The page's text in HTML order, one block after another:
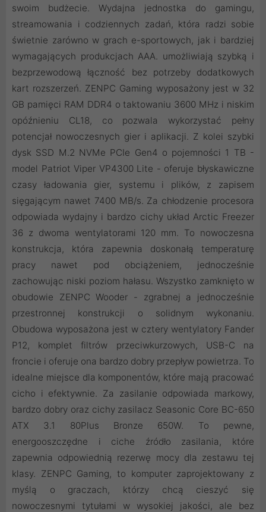
swoim budżecie. Wydajna jednostka do gamingu,
streamowania i codziennych zadań, która radzi sobie
świetnie zarówno w grach e-sportowych, jak i bardziej
wymagających produkcjach AAA. umożliwiają szybką i
bezprzewodową łączność bez potrzeby dodatkowych
kart rozszerzeń. ZENPC Gaming wyposażony jest w 32
GB pamięci RAM DDR4 o taktowaniu 3600 MHz i niskim
opóźnieniu CL18, co pozwala wykorzystać pełny
potencjał nowoczesnych gier i aplikacji. Z kolei szybki
dysk SSD M.2 NVMe PCIe Gen4 o pojemności 1 TB -
model Patriot Viper VP4300 Lite - oferuje błyskawiczne
czasy ładowania gier, systemu i plików, z zapisem
sięgającym nawet 7400 MB/s. Za chłodzenie procesora
odpowiada wydajny i bardzo cichy układ Arctic Freezer
36 z dwoma wentylatorami 120 mm. To nowoczesna
konstrukcja, która zapewnia doskonałą temperaturę
pracy nawet pod obciążeniem, jednocześnie
zachowując niski poziom hałasu. Wszystko zamknięto w
obudowie ZENPC Wooder - zgrabnej a jednocześnie
przestronnej konstrukcji o solidnym wykonaniu.
Obudowa wyposażona jest w cztery wentylatory Fander
P12, komplet filtrów przeciwkurzowych, USB-C na
froncie i oferuje ona bardzo dobry przepływ powietrza. To
idealne miejsce dla komponentów, które mają pracować
cicho i efektywnie. Za zasilanie odpowiada markowy,
bardzo dobry oraz cichy zasilacz Seasonic Core BC-650
ATX 3.1 80Plus Bronze 650W. To pewne,
energooszczędne i ciche źródło zasilania, które
zapewnia odpowiednią rezerwę mocy dla zestawu tej
klasy. ZENPC Gaming, to komputer zaprojektowany z
myślą o graczach, którzy chcą cieszyć się
nowoczesnymi tytułami w wysokiej jakości, ale bez